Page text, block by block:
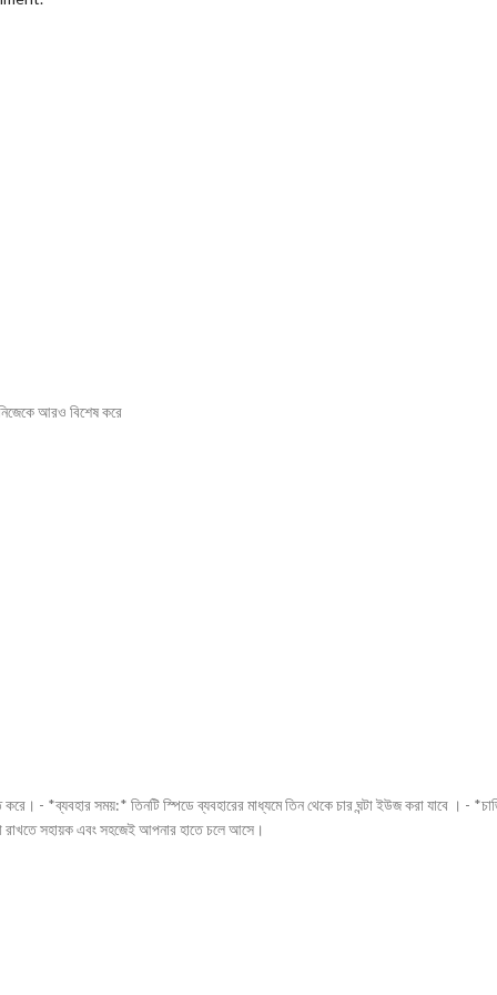
আরও বিশেষ করে
- *ব্যবহার সময়:* তিনটি স্পিডে ব্যবহারের মাধ্যমে তিন থেকে চার ঘন্টা ইউজ করা যাবে । -
রাখতে সহায়ক এবং সহজেই আপনার হাতে চলে আসে।